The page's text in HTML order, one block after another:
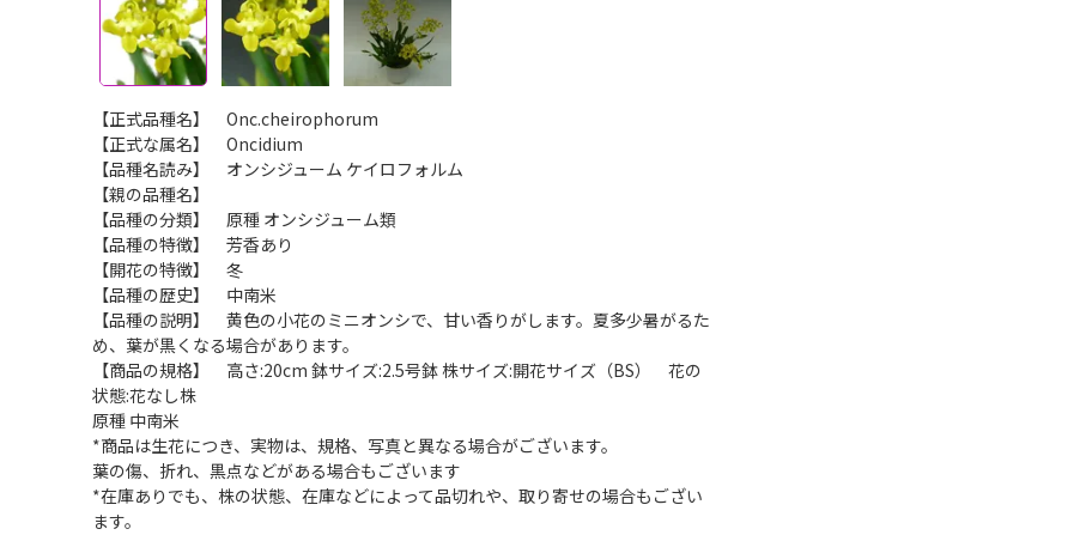
【正式品種名】 Onc.cheirophorum
【正式な属名】 Oncidium
【品種名読み】 オンシジューム ケイロフォルム
【親の品種名】
【品種の分類】 原種 オンシジューム類
【品種の特徴】 芳香あり
【開花の特徴】 冬
【品種の歴史】 中南米
【品種の説明】 黄色の小花のミニオンシで、甘い香りがします。夏多少暑がるた
め、葉が黒くなる場合があります。
【商品の規格】 高さ:20cm 鉢サイズ:2.5号鉢 株サイズ:開花サイズ（BS） 花の
状態:花なし株
原種 中南米
*商品は生花につき、実物は、規格、写真と異なる場合がございます。
葉の傷、折れ、黒点などがある場合もございます
*在庫ありでも、株の状態、在庫などによって品切れや、取り寄せの場合もござい
ます。